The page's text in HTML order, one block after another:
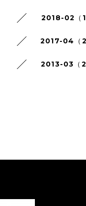
2018-02（1
2017-04（2
2013-03（2